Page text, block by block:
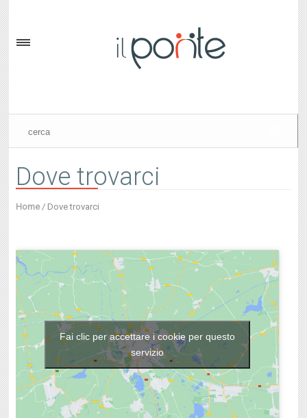
Dove trovarci
Home / Dove trovarci
Fai clic per accettare i cookie per questo
servizio